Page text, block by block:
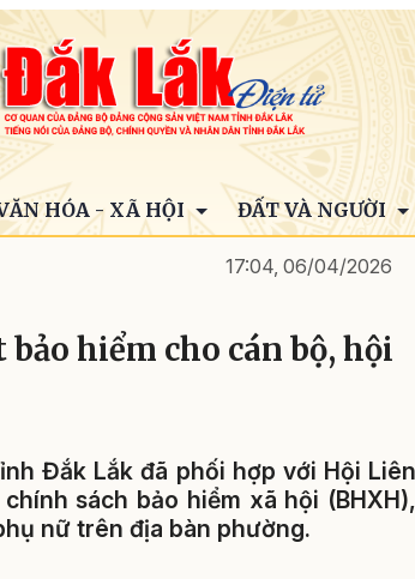
HÓA - XÃ HỘI ĐẤT VÀ NGƯỜI
17:04, 06/04/2026
hiểm cho cán bộ, hội
Đắk Lắk đã phối hợp với Hội Liên
sách bảo hiểm xã hội (BHXH),
nữ trên địa bàn phường.